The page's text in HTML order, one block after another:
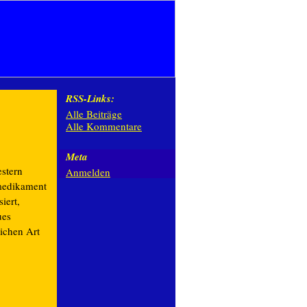
Art
RSS-Links:
Alle Beiträge
Alle Kommentare
Meta
Anmelden